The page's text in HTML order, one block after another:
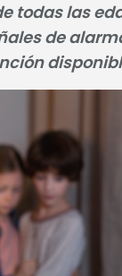
todas las
de